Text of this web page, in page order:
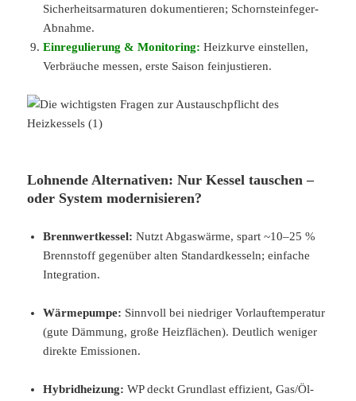
Sicherheitsarmaturen dokumentieren; Schornsteinfeger-
Abnahme.
Einregulierung & Monitoring: Heizkurve einstellen,
Verbräuche messen, erste Saison feinjustieren.
Lohnende Alternativen: Nur Kessel tauschen –
oder System modernisieren?
Brennwertkessel: Nutzt Abgaswärme, spart ~10–25 %
Brennstoff gegenüber alten Standardkesseln; einfache
Integration.
Wärmepumpe: Sinnvoll bei niedriger Vorlauftemperatur
(gute Dämmung, große Heizflächen). Deutlich weniger
direkte Emissionen.
Hybridheizung: WP deckt Grundlast effizient, Gas/Öl-